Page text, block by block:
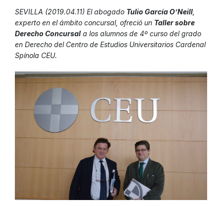
SEVILLA (2019.04.11) El abogado Tulio García O’Neill
experto en el ámbito concursal, ofreció un Taller sobre
Derecho Concursal a los alumnos de 4º curso del grado
en Derecho del Centro de Estudios Universitarios Cardenal
Spínola CEU.